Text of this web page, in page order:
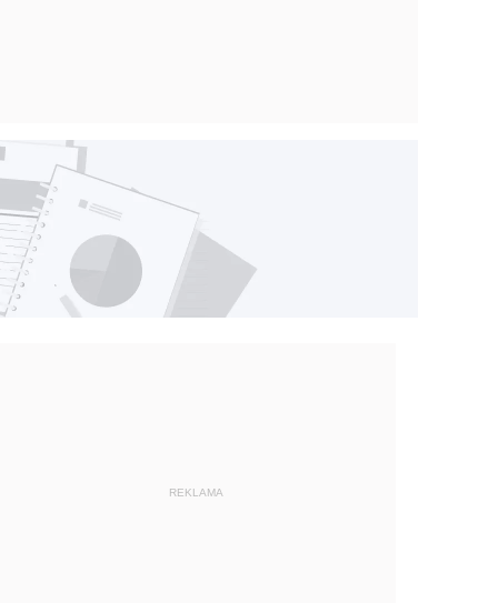
REKLAMA